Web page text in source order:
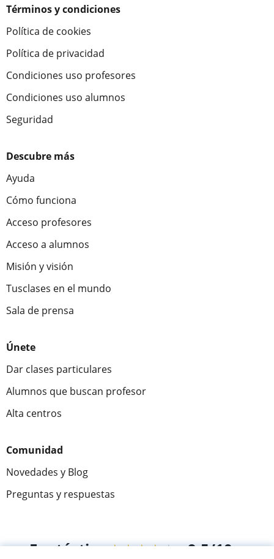
Términos y condiciones
Política de cookies
Política de privacidad
Condiciones uso profesores
Condiciones uso alumnos
Seguridad
Descubre más
Ayuda
Cómo funciona
Acceso profesores
Acceso a alumnos
Misión y visión
Tusclases en el mundo
Sala de prensa
Únete
Dar clases particulares
Alumnos que buscan profesor
Alta centros
Comunidad
Novedades y Blog
Preguntas y respuestas
Fantástica★★★★★ 9,5/10